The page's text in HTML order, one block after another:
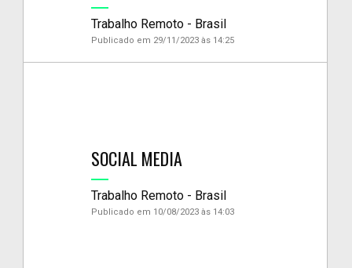
Trabalho Remoto - Brasil
Publicado em 29/11/2023 às 14:25
SOCIAL MEDIA
Trabalho Remoto - Brasil
Publicado em 10/08/2023 às 14:03